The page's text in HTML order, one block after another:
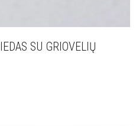
SU GRIOVELIŲ